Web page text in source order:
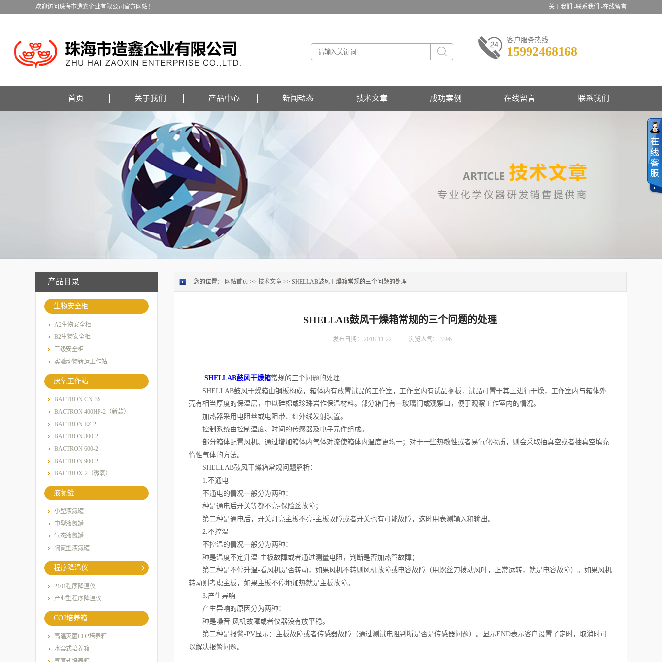
关于我们 -联系我们 -在线留言
欢迎访问珠海市造鑫企业有限公司官方网站！
客户服务热线:
15992468168
首页 关于我们 产品中心 新闻动态 技术文章 成功案例 在线留言 联系我们
产品目录
生物安全柜
A2生物安全柜
B2生物安全柜
三级安全柜
实验动物转运工作站
厌氧工作站
BACTRON CN-3S
BACTRON 400HP-2（新款）
BACTRON EZ-2
BACTRON 300-2
BACTRON 600-2
BACTRON 900-2
BACTROX-2（微氧）
液氮罐
小型液氮罐
中型液氮罐
气态液氮罐
隔氮型液氮罐
程序降温仪
2101程序降温仪
产业型程序降温仪
CO2培养箱
高温灭菌CO2培养箱
水套式培养箱
您的位置： 网站首页 >> 技术文章 >> SHELLAB鼓风干燥箱常规的三个问题的处理
SHELLAB鼓风干燥箱常规的三个问题的处理
发布日期： 2018-11-22 浏览人气： 3396
SHELLAB鼓风干燥箱常规的三个问题的处理
SHELLAB鼓风干燥箱由钢板构成，箱体内有放置试品的工作室，工作室内有试品搁板，试品可置于其上进行干燥，工作室内与箱体外
壳有相当厚度的保温层，中以硅棉或珍珠岩作保温材料。部分箱门有一玻璃门或观察口，便于观察工作室内的情况。
加热器采用电阻丝或电阻带、红外线发射装置。
控制系统由控制温度、时间的传感器及电子元件组成。
部分箱体配置风机、通过增加箱体内气体对流使箱体内温度更均一；对于一些热敏性或者易氧化物质，则会采取抽真空或者抽真空填充
惰性气体的方法。
SHELLAB鼓风干燥箱常规问题解析：
1.不通电
不通电的情况一般分为两种：
种是通电后开关等都不亮-保险丝故障；
第二种是通电后，开关灯亮主板不亮-主板故障或者开关也有可能故障，这时用表测输入和输出。
2.不控温
不控温的情况一般分为两种：
种是温度不定升温-主板故障或者通过测量电阻，判断是否加热管故障；
第二种是不停升温-看风机是否转动，如果风机不转则风机故障或电容故障（用螺丝刀拨动风叶，正常运转，就是电容故障）。如果风机
转动则考虑主板，如果主板不停地加热就是主板故障。
3.产生异响
产生异响的原因分为两种：
种是噪音-风机故障或者仪器没有放平稳。
第二种是报警-PV显示：主板故障或者传感器故障（通过测试电阻判断是否是传感器问题）。显示END表示客户设置了定时，取消时可
以解决报警问题。